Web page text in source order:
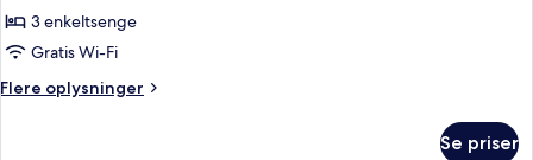
til
3
-
3 enkeltsenge
Gratis Wi-Fi
Flere oplysninger
Flere
Se priser